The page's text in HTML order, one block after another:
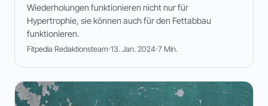
Wiederholungen funktionieren nicht nur für
Hypertrophie, sie können auch für den Fettabbau
funktionieren.
Fitpedia Redaktionsteam 13. Jan. 2024 7 Min.